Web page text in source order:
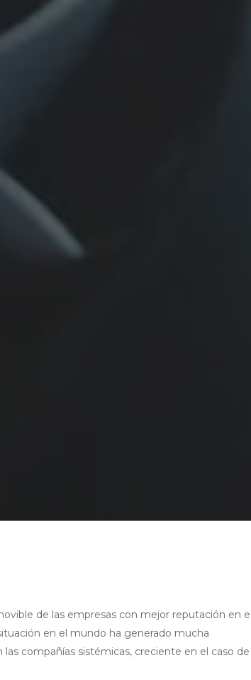
de las empresas con mejor reputación en
en el mundo ha generado mucha
compañías sistémicas, creciente en el caso de